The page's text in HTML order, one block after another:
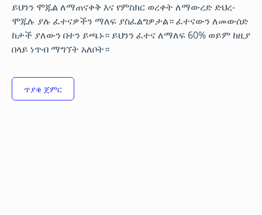
ይህንን ሞጁል ለማጠናቀቅ እና የምስክር ወረቀት ለማውረድ ድህረ-
ሞጁሉ ያሉ ፈተናዎችን ማለፍ ያስፈልግዎታል። ፈተናውን ለመውሰድ
ከታች ያለውን በተን ይጫኑ። ይህንን ፈተና ለማለፍ 60% ወይም ከዚያ
በላይ ነጥብ ማግኘት አለቦት።